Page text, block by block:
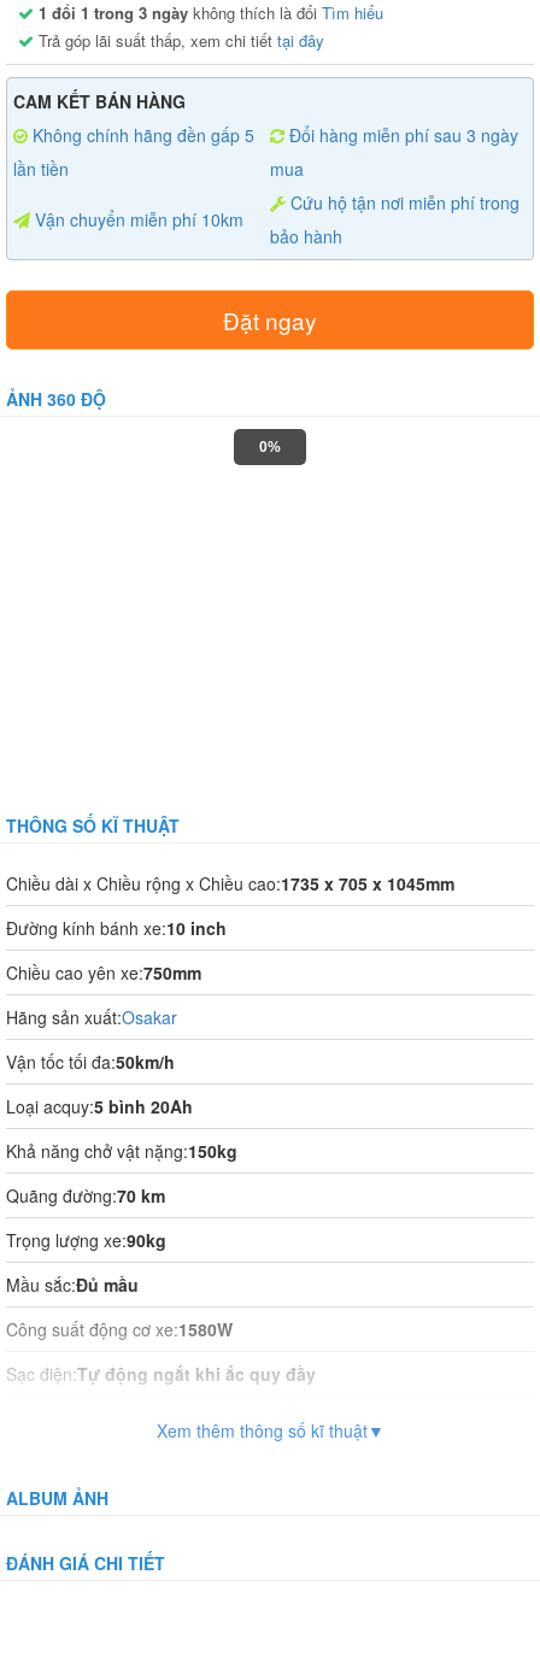
1 đổi 1 trong 3 ngày không thích là đổi Tìm hiểu
Trả góp lãi suất thấp, xem chi tiết tại đây
CAM KẾT BÁN HÀNG
Không chính hãng đền gấp 5
lần tiền
Đổi hàng miễn phí sau 3 ngày
mua
Vận chuyển miễn phí 10km
Cứu hộ tận nơi miễn phí trong
bảo hành
Đặt ngay
ẢNH 360 ĐỘ
0%
THÔNG SỐ KĨ THUẬT
Chiều dài x Chiều rộng x Chiều cao:1735 x 705 x 1045mm
Đường kính bánh xe:10 inch
Chiều cao yên xe:750mm
Hãng sản xuất:Osakar
Vận tốc tối đa:50km/h
Loại acquy:5 bình 20Ah
Khả năng chở vật nặng:150kg
Quãng đường:70 km
Trọng lượng xe:90kg
Mầu sắc:Đủ mầu
Công suất động cơ xe:1580W
Sạc điện:Tự động ngắt khi ắc quy đầy
8-10 tiếng
Hệ thống phanh:
Giảm xóc:Có
Xem thêm thông số kĩ thuật▼
ALBUM ẢNH
ĐÁNH GIÁ CHI TIẾT